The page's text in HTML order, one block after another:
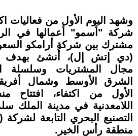
وشهد اليوم الأول من فعاليات
شركة "أسمو" أعمالها في
مشترك بين شركة أرامكو
(دي إتش إل)، أُنشئ بهدف
مجال المشتريات وسلسلة
الشرق الأوسط وشمال
الأول من اكتفاء، افتتاح
اللامعدنية في مدينة الملك
التصنيع البحري التابعة
منطقة رأس الخير.